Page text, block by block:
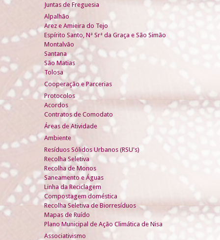
Juntas de Freguesia
Alpalhão
Arez e Amieira do Tejo
Espírito Santo, Nª Srª da Graça e São Simão
Montalvão
Santana
São Matias
Tolosa
Cooperação e Parcerias
Protocolos
Acordos
Contratos de Comodato
Áreas de Atividade
Ambiente
Resíduos Sólidos Urbanos (RSU's)
Recolha Seletiva
Recolha de Monos
Saneamento e Águas
Linha da Reciclagem
Compostagem doméstica
Recolha Seletiva de Biorresíduos
Mapas de Ruído
Plano Municipal de Ação Climática de Nisa
Associativismo